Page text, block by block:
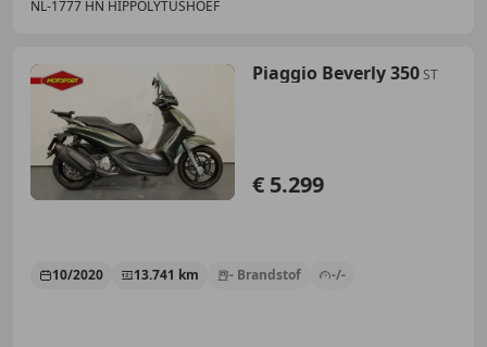
NL-1777 HN HIPPOLYTUSHOEF
Piaggio Beverly 350ST
€ 5.299
10/2020 13.741 km - Brandstof -/-